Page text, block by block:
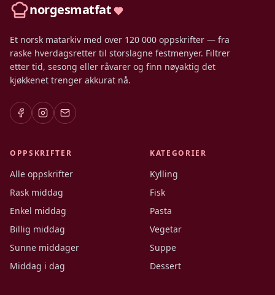
norgesmatfat
Et norsk matarkiv med over 120 000 oppskrifter — fra
raske hverdagsretter til storslagne festmenyer. Filtrer
etter tid, sesong eller råvarer og finn nøyaktig det
kjøkkenet trenger akkurat nå.
OPPSKRIFTER
Alle oppskrifter
Rask middag
Enkel middag
Billig middag
Sunne middager
Middag i dag
KATEGORIER
Kylling
Fisk
Pasta
Vegetar
Suppe
Dessert